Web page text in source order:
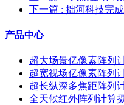
下一篇 : 拙河科技完
产品中心
超大场景亿像素阵列
超宽视场亿像素阵列
超长纵深多焦距阵列
全天候红外阵列计算